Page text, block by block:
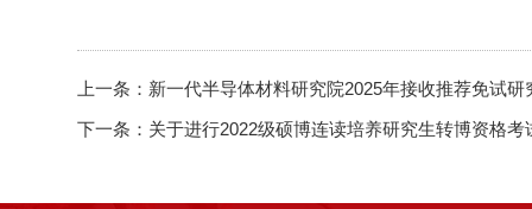
上一条： 新一代半导体材料研究院2025年接收推荐免试
下一条： 关于进行2022级硕博连读培养研究生转博资格考